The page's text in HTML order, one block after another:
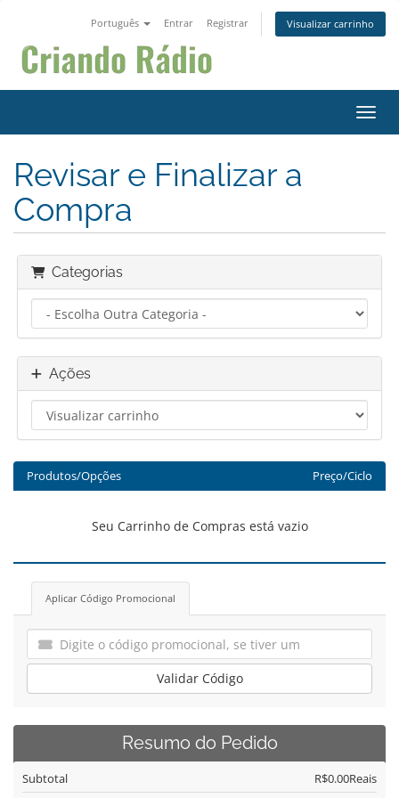
Português Entrar Registrar Visualizar carrinho
Revisar e Finalizar a
Compra
Categorias
Ações
Produtos/Opções Preço/Ciclo
Seu Carrinho de Compras está vazio
Aplicar Código Promocional
Validar Código
Resumo do Pedido
Subtotal R$0.00Reais